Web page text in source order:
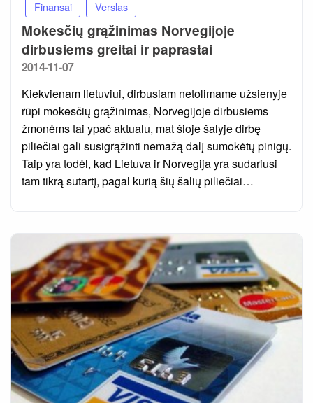
Finansai Verslas
Mokesčių grąžinimas Norvegijoje
dirbusiems greitai ir paprastai
Posted
2014-11-07
Kiekvienam lietuviui, dirbusiam netolimame užsienyje
rūpi mokesčių grąžinimas, Norvegijoje dirbusiems
žmonėms tai ypač aktualu, mat šioje šalyje dirbę
piliečiai gali susigrąžinti nemažą dalį sumokėtų pinigų.
Taip yra todėl, kad Lietuva ir Norvegija yra sudariusi
tam tikrą sutartį, pagal kurią šių šalių piliečiai…